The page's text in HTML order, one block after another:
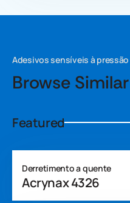
Adesivos sensíveis à pressão
Browse
Featured
Derretimento a quente
Acrynax 4326